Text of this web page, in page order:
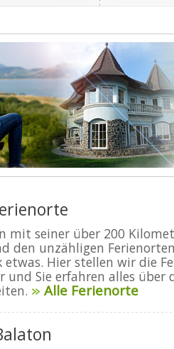
mit seiner über 200
den unzähligen
etwas. Hier stellen wir die
und Sie erfahren alles über
Alle Ferienorte